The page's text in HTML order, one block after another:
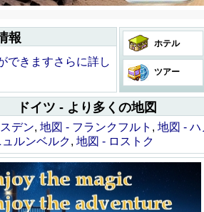
報
できますさらに詳し
ホテル
ツアー
ドイツ - より多くの地図
デン, 地図 - フランクフルト , 地図 -
ルンベルク, 地図 - ロストク